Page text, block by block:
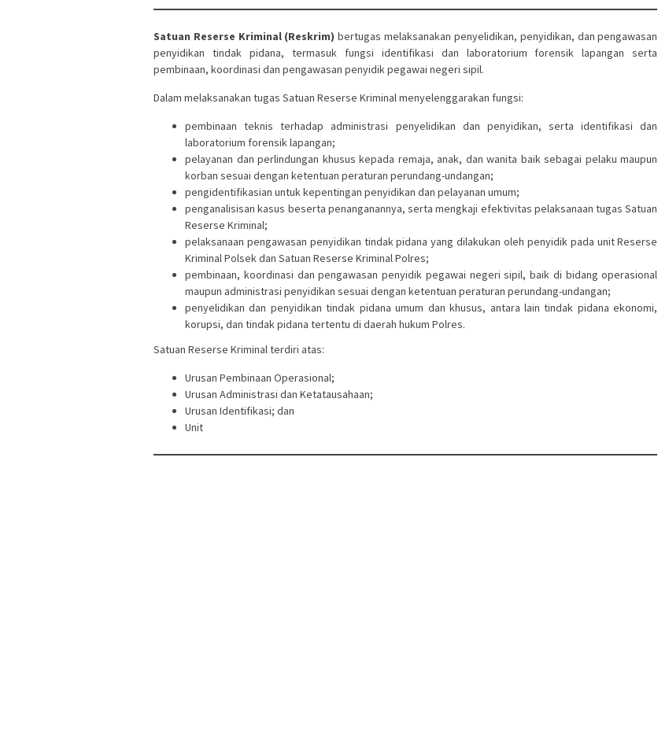
Satuan Reserse Kriminal (Reskrim) bertugas melaksanakan penyelidikan, penyidikan, dan pengawasan
penyidikan tindak pidana, termasuk fungsi identifikasi dan laboratorium forensik lapangan serta
pembinaan, koordinasi dan pengawasan penyidik pegawai negeri sipil.
Dalam melaksanakan tugas Satuan Reserse Kriminal menyelenggarakan fungsi:
pembinaan teknis terhadap administrasi penyelidikan dan penyidikan, serta identifikasi dan
laboratorium forensik lapangan;
pelayanan dan perlindungan khusus kepada remaja, anak, dan wanita baik sebagai pelaku maupun
korban sesuai dengan ketentuan peraturan perundang-undangan;
pengidentifikasian untuk kepentingan penyidikan dan pelayanan umum;
penganalisisan kasus beserta penanganannya, serta mengkaji efektivitas pelaksanaan tugas Satuan
Reserse Kriminal;
pelaksanaan pengawasan penyidikan tindak pidana yang dilakukan oleh penyidik pada unit Reserse
Kriminal Polsek dan Satuan Reserse Kriminal Polres;
pembinaan, koordinasi dan pengawasan penyidik pegawai negeri sipil, baik di bidang operasional
maupun administrasi penyidikan sesuai dengan ketentuan peraturan perundang-undangan;
penyelidikan dan penyidikan tindak pidana umum dan khusus, antara lain tindak pidana ekonomi,
korupsi, dan tindak pidana tertentu di daerah hukum Polres.
Satuan Reserse Kriminal terdiri atas:
Urusan Pembinaan Operasional;
Urusan Administrasi dan Ketatausahaan;
Urusan Identifikasi; dan
Unit